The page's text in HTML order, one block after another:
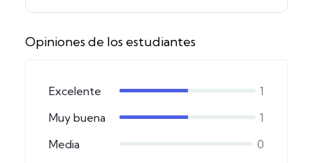
Opiniones de los estudiantes
Excelente
1
Muy buena
1
Media
0